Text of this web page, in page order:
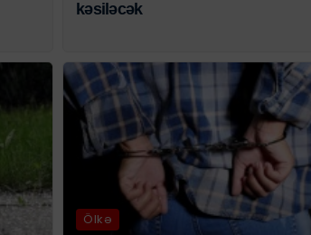
kəsiləcək
Ölkə